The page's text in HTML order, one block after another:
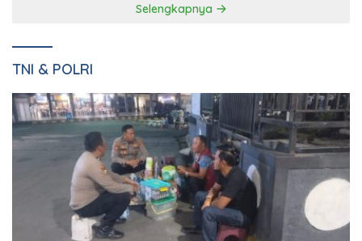
Selengkapnya
TNI & POLRI